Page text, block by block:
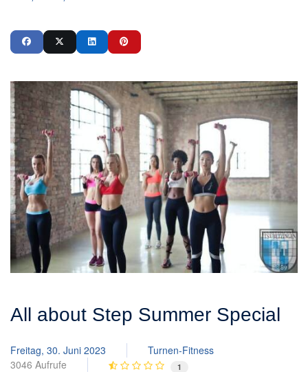
All about Step Summer Special
Freitag, 30. Juni 2023
Turnen-Fitness
3046 Aufrufe
1